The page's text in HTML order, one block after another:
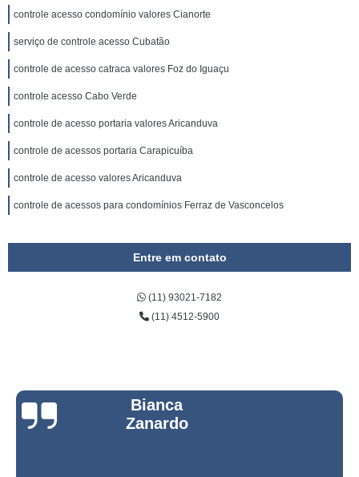
controle acesso condomínio valores Cianorte
serviço de controle acesso Cubatão
controle de acesso catraca valores Foz do Iguaçu
controle acesso Cabo Verde
controle de acesso portaria valores Aricanduva
controle de acessos portaria Carapicuíba
controle de acesso valores Aricanduva
controle de acessos para condomínios Ferraz de Vasconcelos
Entre em contato
(11) 93021-7182
(11) 4512-5900
Bianca
Zanardo